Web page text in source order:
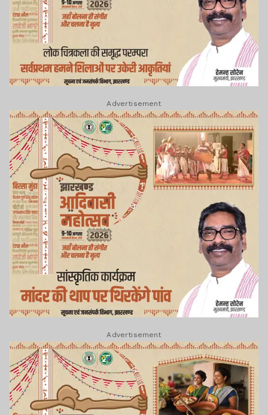
Advertisement
Advertisement